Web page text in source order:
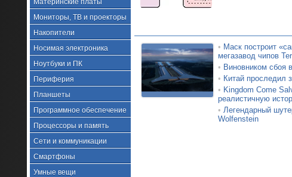
Материнские платы
Мониторы, ТВ и проекторы
Накопители
Носимая электроника
Ноутбуки и ПК
Периферия
Планшеты
Программное обеспечение
Процессоры и память
Сети и коммуникации
Смартфоны
Умные вещи
• Маск построит
мегазавод чипов
• Виновником сбоя
• Китай проследил
• Kingdom Come
реалистичную
• Легендарный
Wolfenstein